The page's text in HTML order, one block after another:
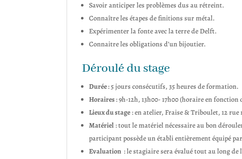
Savoir anticiper les problèmes dus au rétreint.
Connaître les étapes de finitions sur métal.
Expérimenter la fonte avec la terre de Delft.
Connaitre les obligations d’un bijoutier.
Déroulé du stage
Durée: 5 jours consécutifs, 35 heures de formation.
Horaires : 9h-12h, 13h00- 17h00 (horaire en
Lieux du stage : en atelier, Fraise & Triboulet, 12 rue
Matériel : tout le matériel nécessaire au bon
participant possède un établi entièrement équipé
Evaluation : le stagiaire sera évalué tout au long